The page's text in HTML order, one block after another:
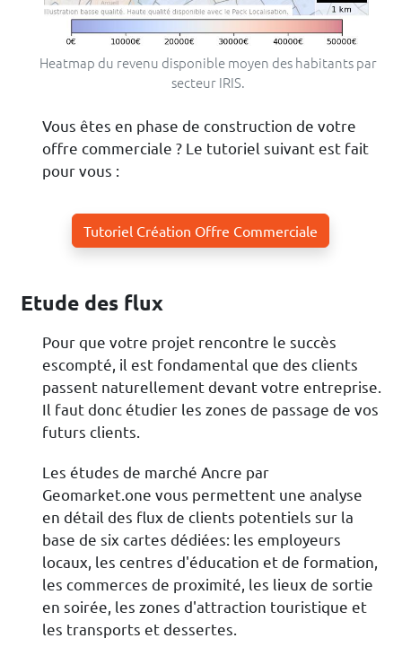
Heatmap du revenu disponible moyen des habitants par
secteur IRIS.
Vous êtes en phase de construction de votre
offre commerciale ? Le tutoriel suivant est fait
pour vous :
Tutoriel Création Offre Commerciale
Etude des flux
Pour que votre projet rencontre le succès
escompté, il est fondamental que des clients
passent naturellement devant votre entreprise.
Il faut donc étudier les zones de passage de vos
futurs clients.
Les études de marché Ancre par
Geomarket.one vous permettent une analyse
en détail des flux de clients potentiels sur la
base de six cartes dédiées: les employeurs
locaux, les centres d'éducation et de formation,
les commerces de proximité, les lieux de sortie
en soirée, les zones d'attraction touristique et
les transports et dessertes.